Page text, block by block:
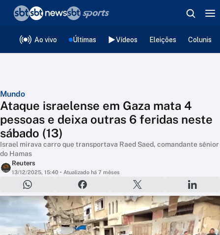
Ao vivo Últimas Vídeos Eleições
Mundo
Ataque israelense em Gaza mata 4
pessoas e deixa outras 6 feridas neste
sábado (13)
Israel mirava carro que transportava Raed Saed, comandante sênior
do Hamas
Reuters
13/12/2025, 15:40 • Atualizado há 7 mêses
❮voltar
Editorias